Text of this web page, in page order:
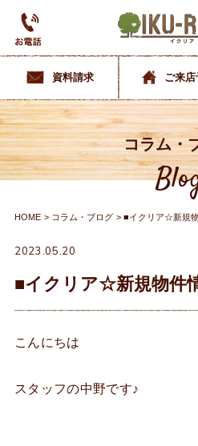
資料請求 ご来
コラム・
HOME コラム・ブログ ■イクリア☆新規
2023.05.20
■イクリア☆新規物件
こんにちは
スタッフの中野です♪